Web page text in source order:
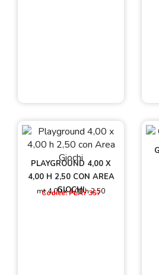
PLAYGROUND 4,00 X
4,00 H 2,50 CON AREA
GIOCHI
mt 4,00 x 4,00 h 2,50
Codice: PLAY 357